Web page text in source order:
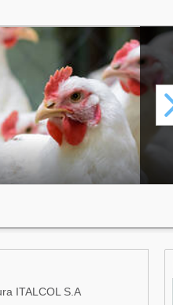
ITALCOL S.A